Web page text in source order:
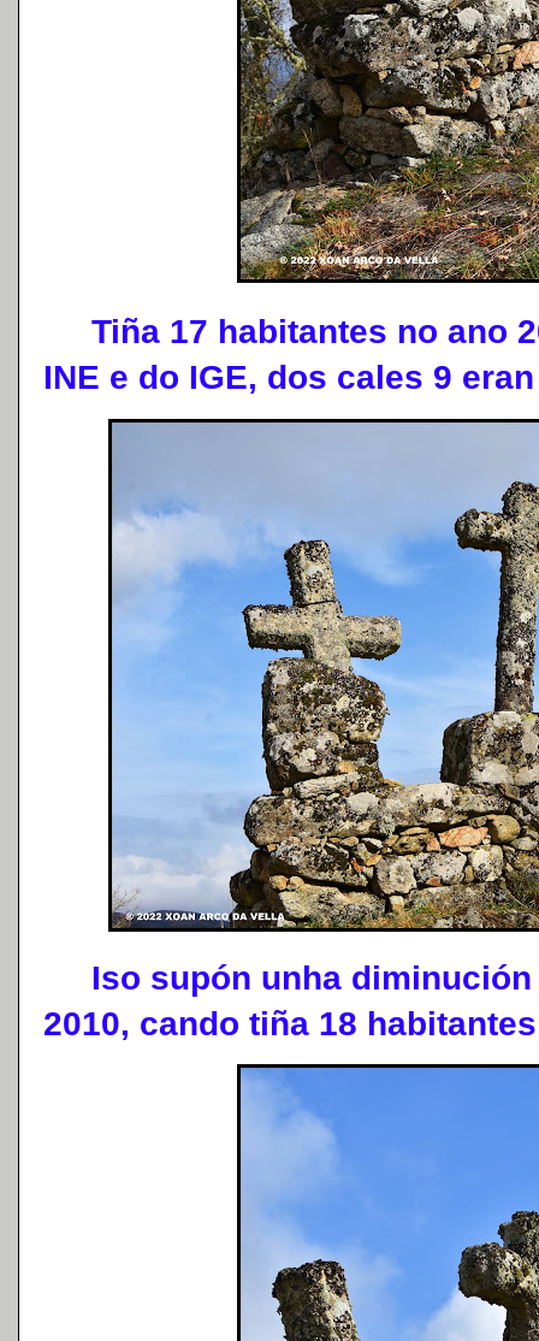
Tiña 17 habitantes no ano
INE e do IGE, dos cales 9
Iso supón unha diminución
2010, cando tiña 18